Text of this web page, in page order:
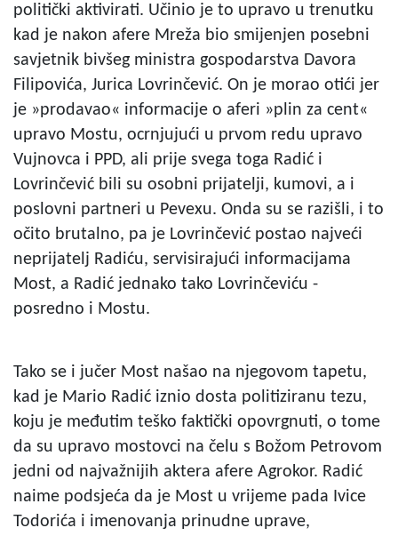
politički aktivirati. Učinio je to upravo u trenutku
kad je nakon afere Mreža bio smijenjen posebni
savjetnik bivšeg ministra gospodarstva Davora
Filipovića, Jurica Lovrinčević. On je morao otići jer
je »prodavao« informacije o aferi »plin za cent«
upravo Mostu, ocrnjujući u prvom redu upravo
Vujnovca i PPD, ali prije svega toga Radić i
Lovrinčević bili su osobni prijatelji, kumovi, a i
poslovni partneri u Pevexu. Onda su se razišli, i to
očito brutalno, pa je Lovrinčević postao najveći
neprijatelj Radiću, servisirajući informacijama
Most, a Radić jednako tako Lovrinčeviću -
posredno i Mostu.
Tako se i jučer Most našao na njegovom tapetu,
kad je Mario Radić iznio dosta politiziranu tezu,
koju je međutim teško faktički opovrgnuti, o tome
da su upravo mostovci na čelu s Božom Petrovom
jedni od najvažnijih aktera afere Agrokor. Radić
naime podsjeća da je Most u vrijeme pada Ivice
Todorića i imenovanja prinudne uprave,